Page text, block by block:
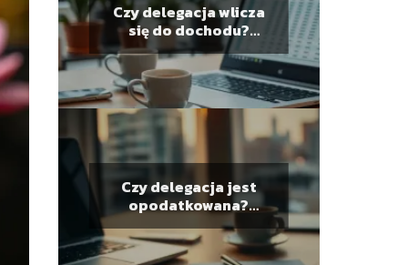
Czy delegacja wlicza
się do dochodu?
Przewodnik po
przepisach
Czy delegacja jest
opodatkowana?
Zasady i przepisy
dotyczące diet